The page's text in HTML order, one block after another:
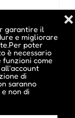
garantire il
e migliorare
poter
è necessario
come
di
saranno
non di
❌